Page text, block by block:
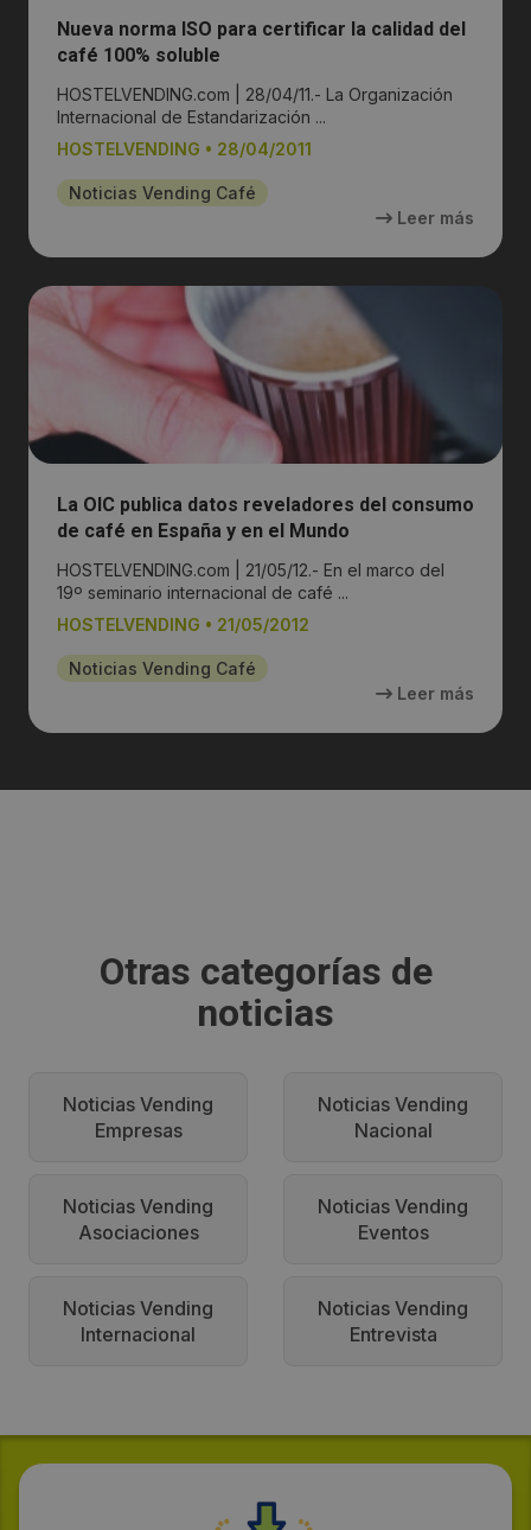
Nueva norma ISO para certificar la calidad del
café 100% soluble
HOSTELVENDING.com | 28/04/11.- La Organización
Internacional de Estandarización ...
HOSTELVENDING • 28/04/2011
Noticias Vending Café
Leer más
La OIC publica datos reveladores del consumo
de café en España y en el Mundo
HOSTELVENDING.com | 21/05/12.- En el marco del
19º seminario internacional de café ...
HOSTELVENDING • 21/05/2012
Noticias Vending Café
Leer más
Otras categorías de
noticias
Noticias Vending
Empresas
Noticias Vending
Nacional
Noticias Vending
Asociaciones
Noticias Vending
Eventos
Noticias Vending
Internacional
Noticias Vending
Entrevista